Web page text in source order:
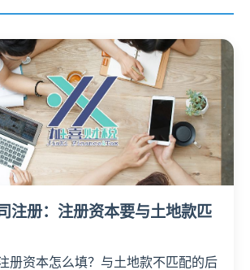
注册：注册资本要与土地款匹
册资本怎么填？与土地款不匹配的后